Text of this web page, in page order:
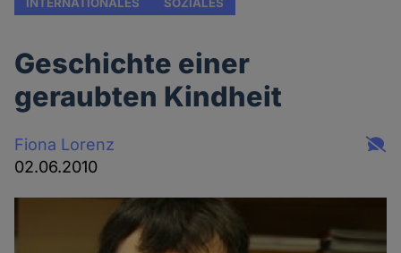
Geschichte einer
geraubten Kindheit
Fiona Lorenz
02.06.2010